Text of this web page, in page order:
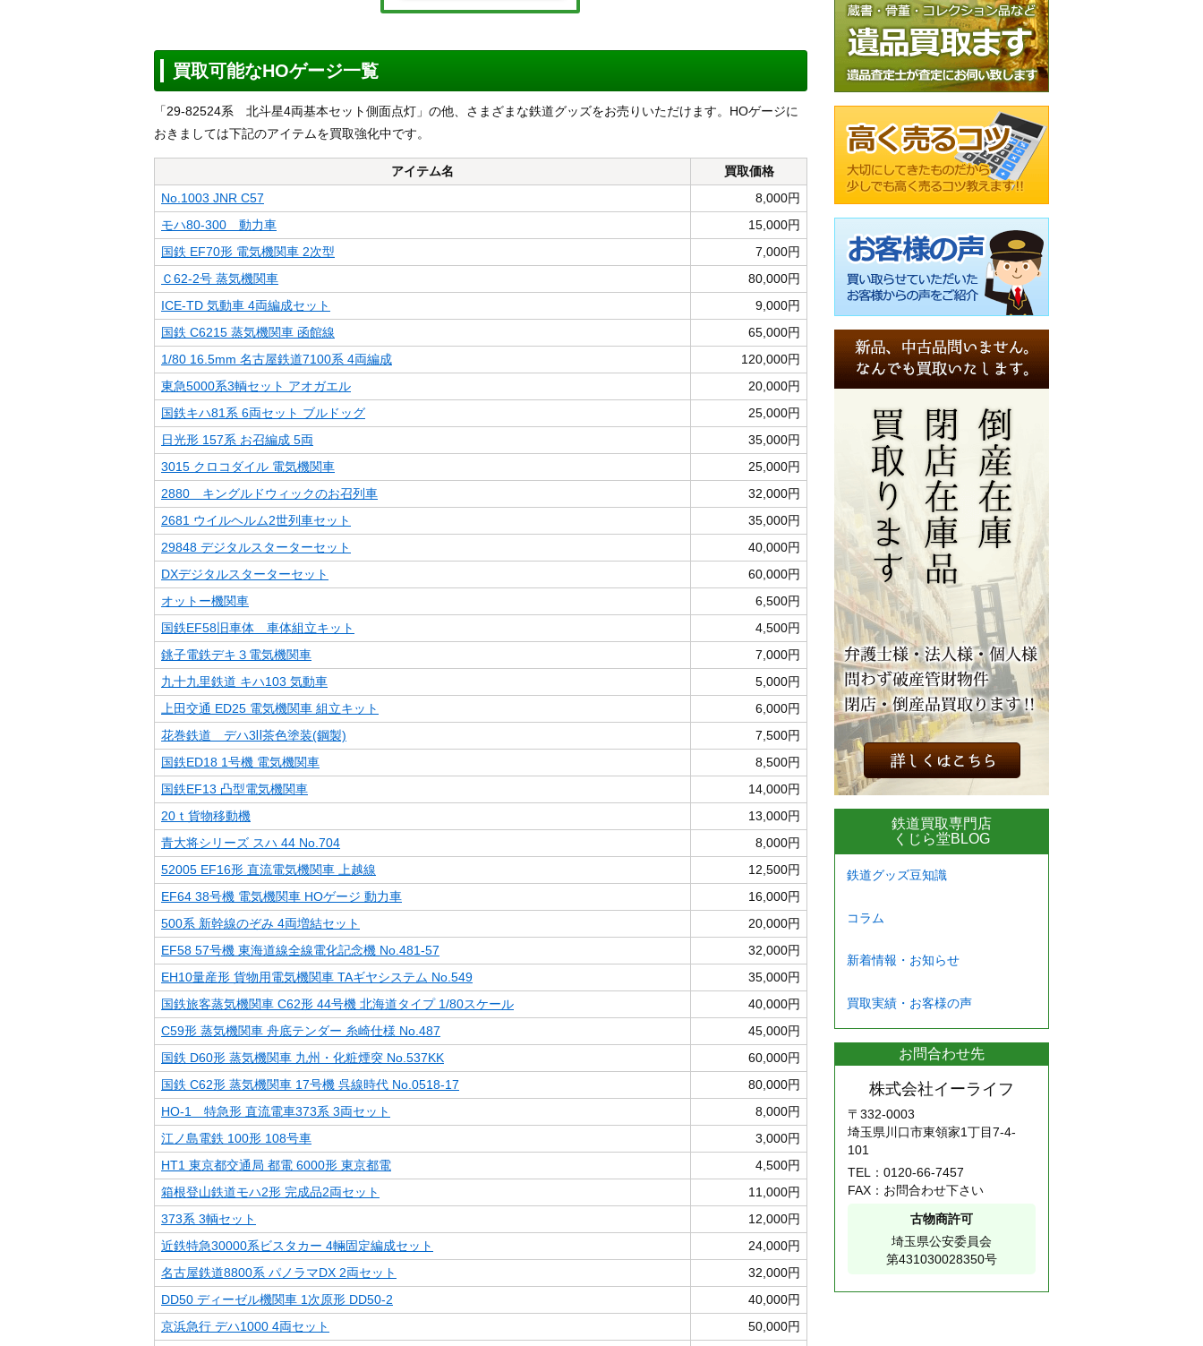
買取可能なHOゲージ一覧
「29-82524系 北斗星4両基本セット側面点灯」の他、さまざまな鉄道グッズをお売りいただけます。HOゲージに
おきましては下記のアイテムを買取強化中です。
アイテム名
買取価格
No.1003 JNR C57
8,000円
モハ80-300 動力車
15,000円
国鉄 EF70形 電気機関車 2次型
7,000円
Ｃ62-2号 蒸気機関車
80,000円
ICE-TD 気動車 4両編成セット
9,000円
国鉄 C6215 蒸気機関車 函館線
65,000円
1/80 16.5mm 名古屋鉄道7100系 4両編成
120,000円
東急5000系3輌セット アオガエル
20,000円
国鉄キハ81系 6両セット ブルドッグ
25,000円
日光形 157系 お召編成 5両
35,000円
3015 クロコダイル 電気機関車
25,000円
2880 キングルドウィックのお召列車
32,000円
2681 ウイルヘルム2世列車セット
35,000円
29848 デジタルスターターセット
40,000円
DXデジタルスターターセット
60,000円
オットー機関車
6,500円
国鉄EF58旧車体 車体組立キット
4,500円
銚子電鉄デキ３電気機関車
7,000円
九十九里鉄道 キハ103 気動車
5,000円
上田交通 ED25 電気機関車 組立キット
6,000円
花巻鉄道 デハ3Ⅱ茶色塗装(鋼製)
7,500円
国鉄ED18 1号機 電気機関車
8,500円
国鉄EF13 凸型電気機関車
14,000円
20ｔ貨物移動機
13,000円
青大将シリーズ スハ 44 No.704
8,000円
52005 EF16形 直流電気機関車 上越線
12,500円
EF64 38号機 電気機関車 HOゲージ 動力車
16,000円
500系 新幹線のぞみ 4両増結セット
20,000円
EF58 57号機 東海道線全線電化記念機 No.481-57
32,000円
EH10量産形 貨物用電気機関車 TAギヤシステム No.549
35,000円
国鉄旅客蒸気機関車 C62形 44号機 北海道タイプ 1/80スケール
40,000円
C59形 蒸気機関車 舟底テンダー 糸崎仕様 No.487
45,000円
国鉄 D60形 蒸気機関車 九州・化粧煙突 No.537KK
60,000円
国鉄 C62形 蒸気機関車 17号機 呉線時代 No.0518-17
80,000円
HO-1 特急形 直流電車373系 3両セット
8,000円
江ノ島電鉄 100形 108号車
3,000円
HT1 東京都交通局 都電 6000形 東京都電
4,500円
箱根登山鉄道モハ2形 完成品2両セット
11,000円
373系 3輌セット
12,000円
近鉄特急30000系ビスタカー 4輛固定編成セット
24,000円
名古屋鉄道8800系 パノラマDX 2両セット
32,000円
DD50 ディーゼル機関車 1次原形 DD50-2
40,000円
京浜急行 デハ1000 4両セット
50,000円
鉄道買取専門店
くじら堂BLOG
鉄道グッズ豆知識
コラム
新着情報・お知らせ
買取実績・お客様の声
お問合わせ先
株式会社イーライフ
〒332-0003
埼玉県川口市東領家1丁目7-4-
101
TEL： 0120-66-7457
FAX：お問合わせ下さい
古物商許可
埼玉県公安委員会
第431030028350号